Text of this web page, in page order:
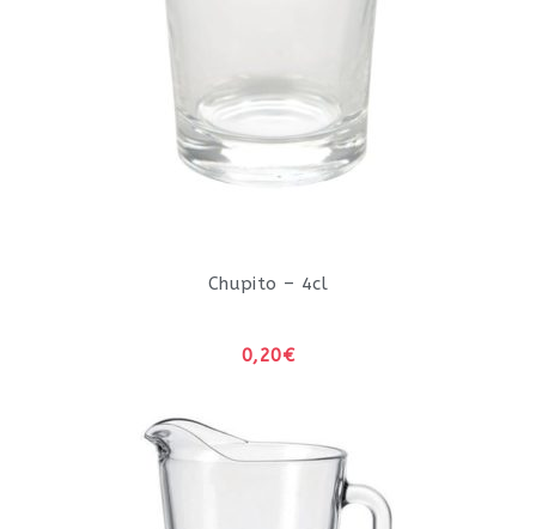
Chupito – 4cl
0,20€